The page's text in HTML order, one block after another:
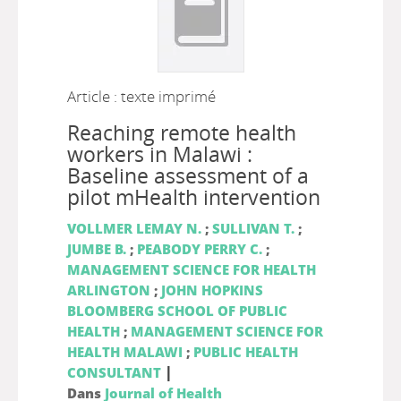
Article : texte imprimé
Reaching remote health
workers in Malawi :
Baseline assessment of a
pilot mHealth intervention
VOLLMER LEMAY N.; SULLIVAN T.;
JUMBE B.; PEABODY PERRY C.;
MANAGEMENT SCIENCE FOR HEALTH
ARLINGTON ; JOHN HOPKINS
BLOOMBERG SCHOOL OF PUBLIC
HEALTH; MANAGEMENT SCIENCE FOR
HEALTH MALAWI ; PUBLIC HEALTH
CONSULTANT |
Dans Journal of Health